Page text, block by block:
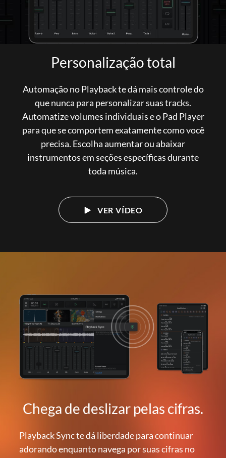
Personalização total
Automação no Playback te dá mais controle do
que nunca para personalizar suas tracks.
Automatize volumes individuais e o Pad Player
para que se comportem exatamente como você
precisa. Escolha aumentar ou abaixar
instrumentos em seções específicas durante
toda música.
VER VÍDEO
Chega de deslizar pelas cifras.
Playback Sync te dá liberdade para continuar
adorando enquanto navega por suas cifras no